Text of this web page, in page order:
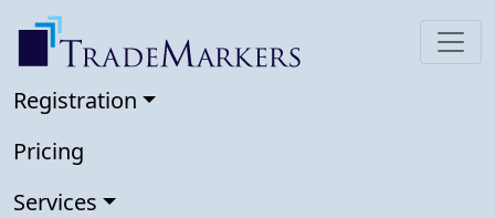
Registration
Pricing
Services